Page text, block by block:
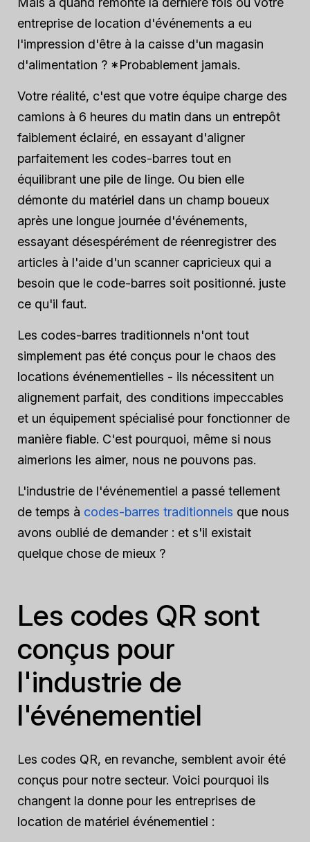
entreprise de location d'événements a eu
l'impression d'être à la caisse d'un magasin
d'alimentation ? *Probablement jamais.
Votre réalité, c'est que votre équipe charge des
camions à 6 heures du matin dans un entrepôt
faiblement éclairé, en essayant d'aligner
parfaitement les codes-barres tout en
équilibrant une pile de linge. Ou bien elle
démonte du matériel dans un champ boueux
après une longue journée d'événements,
essayant désespérément de réenregistrer des
articles à l'aide d'un scanner capricieux qui a
besoin que le code-barres soit positionné. juste
ce qu'il faut.
Les codes-barres traditionnels n'ont tout
simplement pas été conçus pour le chaos des
locations événementielles - ils nécessitent un
alignement parfait, des conditions impeccables
et un équipement spécialisé pour fonctionner de
manière fiable. C'est pourquoi, même si nous
aimerions les aimer, nous ne pouvons pas.
L'industrie de l'événementiel a passé tellement
de temps à codes-barres traditionnels que nous
avons oublié de demander : et s'il existait
quelque chose de mieux ?
Les codes QR sont
conçus pour
l'industrie de
l'événementiel
Les codes QR, en revanche, semblent avoir été
conçus pour notre secteur. Voici pourquoi ils
changent la donne pour les entreprises de
location de matériel événementiel :